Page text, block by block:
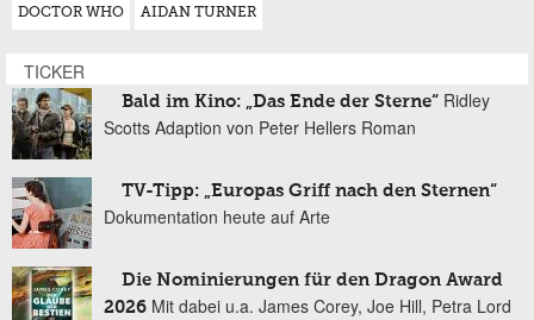
DOCTOR WHO AIDAN TURNER
TICKER
Bald im Kino: „Das Ende der Sterne“ Ridley
Scotts Adaption von Peter Hellers Roman
TV-Tipp: „Europas Griff nach den Sternen“
Dokumentation heute auf Arte
Die Nominierungen für den Dragon Award
2026 Mit dabei u.a. James Corey, Joe Hill, Petra Lord